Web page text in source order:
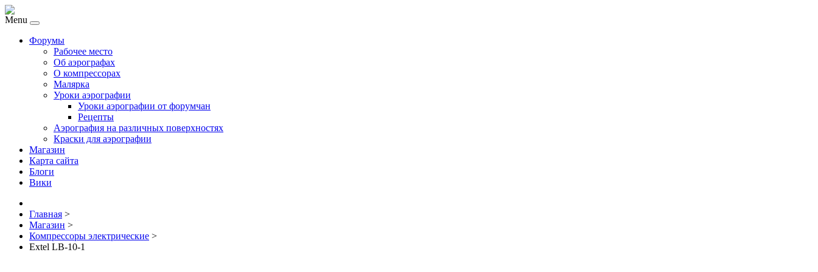
Menu
Форумы
Рабочее место
Об аэрографах
О компрессорах
Малярка
Уроки аэрографии
Уроки аэрографии от форумчан
Рецепты
Аэрография на различных поверхностях
Краски для аэрографии
Магазин
Карта сайта
Блоги
Вики
Главная >
Магазин >
Компрессоры электрические >
Extel LB-10-1